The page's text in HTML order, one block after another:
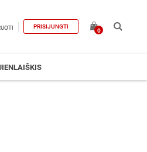
PRISIJUNGTI
0